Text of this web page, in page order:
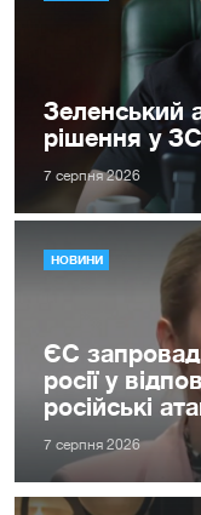
Зеленський
рішення у
7 серпня 2026
НОВИНИ
ЄС
росії у
російські
7 серпня 2026